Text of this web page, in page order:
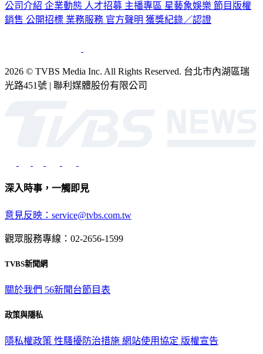
公司介紹 企業動態 人才招募 主播專區 星藝象娛樂 節目版權
銷售 公開招標 業務服務 官方聲明 獲獎紀錄／認證
2026 © TVBS Media Inc. All Rights Reserved. 台北市內湖區瑞
光路451號 | 聯利媒體股份有限公司
深入時事，一觸即見
意見反映：service@tvbs.com.tw
觀眾服務專線：02-2656-1599
TVBS新聞網
關於我們 56新聞台節目表
政策與隱私
隱私權政策 性騷擾防治措施 網站使用協定 版權宣告